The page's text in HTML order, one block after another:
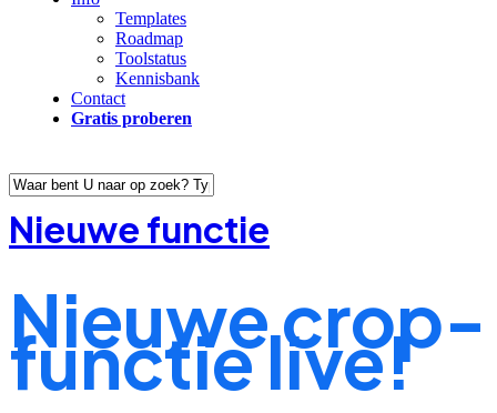
Templates
Roadmap
Toolstatus
Kennisbank
Contact
Gratis proberen
Search
Nieuwe functie
Nieuwe crop-
functie live!